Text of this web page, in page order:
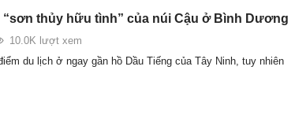
“sơn thủy hữu tình” của núi Cậu ở Bình Dương
10.0K lượt xem
du lịch ở ngay gần hồ Dầu Tiếng của Tây Ninh, tuy nhiên